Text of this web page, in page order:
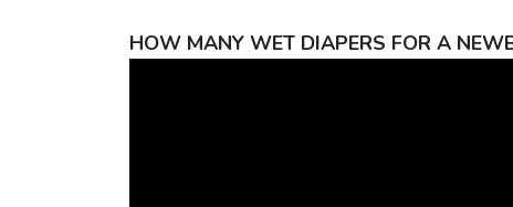
HOW MANY WET DIAPERS FOR A